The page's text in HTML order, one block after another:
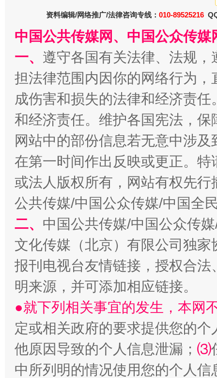
受贿1.44亿！段成刚被判无期 从幼
全民健身五年计划来了！等你上场
阿坝州三大球赛在茂县开幕 规模
资料编辑/网络推广/法律咨询专线： 010-89525216
中国公共传媒网、中国公众传
一、 遵守各国有关法律、法规
担法律范围内因你的网络行为
成伤害和损失的法律和经济责
和经济责任。维护各国宪法，
网站中的部份信息若无意中涉
在第一时间作出反映或更正。
或法人版权所有，网站有权先
公共传媒/中国公众传媒/中国全
二、 中国公共传媒/中国公众传
文化传媒（北京）有限公司独
报刊电视台友情链接，授权合
明来源，并可添加相应链接。
●就下列相关事宜的发生，本网
定或相关政府的要求提供您的个
他原因导致的个人信息泄漏； ⑶
中所列明的情况使用您的个人